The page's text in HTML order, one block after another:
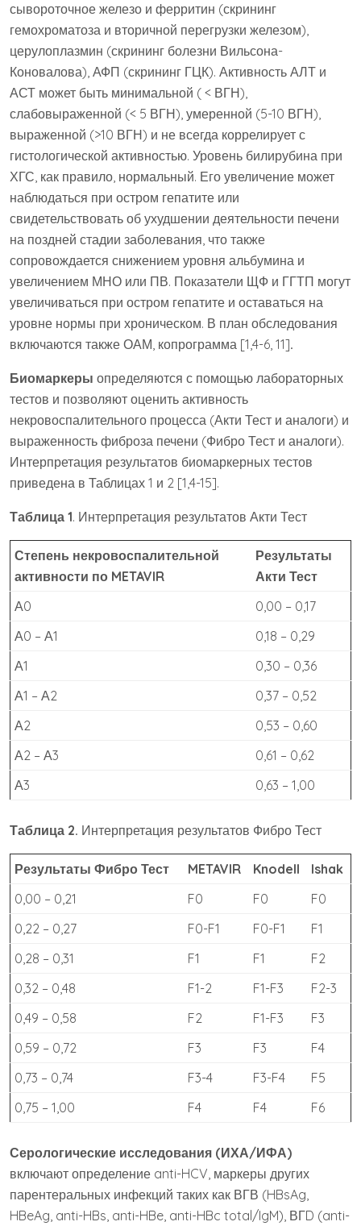
сывороточное железо и ферритин (скрининг
гемохроматоза и вторичной перегрузки железом),
церулоплазмин (скрининг болезни Вильсона-
Коновалова), АФП (скрининг ГЦК). Активность АЛТ и
АСТ может быть минимальной ( < ВГН),
слабовыраженной (< 5 ВГН), умеренной (5-10 ВГН),
выраженной (>10 ВГН) и не всегда коррелирует с
гистологической активностью. Уровень билирубина при
ХГС, как правило, нормальный. Его увеличение может
наблюдаться при остром гепатите или
свидетельствовать об ухудшении деятельности печени
на поздней стадии заболевания, что также
сопровождается снижением уровня альбумина и
увеличением МНО или ПВ. Показатели ЩФ и ГГТП могут
увеличиваться при остром гепатите и оставаться на
уровне нормы при хроническом. В план обследования
включаются также ОАМ, копрограмма [1,4-6, 11].
Биомаркеры определяются с помощью лабораторных
тестов и позволяют оценить активность
некровоспалительного процесса (Акти Тест и аналоги) и
выраженность фиброза печени (Фибро Тест и аналоги).
Интерпретация результатов биомаркерных тестов
приведена в Таблицах 1 и 2 [1,4-15].
Таблица 1. Интерпретация результатов Акти Тест
Степень некровоспалительной
активности по METAVIR
Результаты
Акти Тест
А0
0,00 – 0,17
А0 – А1
0,18 – 0,29
А1
0,30 – 0,36
А1 – А2
0,37 – 0,52
А2
0,53 – 0,60
А2 – А3
0,61 – 0,62
А3
0,63 – 1,00
Таблица 2. Интерпретация результатов Фибро Тест
Результаты Фибро Тест METAVIR Knodell
Ishak
0,00 – 0,21
F0 F0
F0
0,22 – 0,27
F0-F1 F0-F1
F1
0,28 – 0,31
F1 F1
F2
0,32 – 0,48
F1-2 F1-F3
F2-3
0,49 – 0,58
F2 F1-F3
F3
0,59 – 0,72
F3 F3
F4
0,73 – 0,74
F3-4 F3-F4
F5
0,75 – 1,00
F4 F4 F6
Серологические исследования (ИХА/ИФА)
включают определение anti-HCV, маркеры других
парентеральных инфекций таких как ВГВ (HBsAg,
HBeAg, anti-HBs, anti-HBe, anti-HBc total/IgM), ВГD (anti-